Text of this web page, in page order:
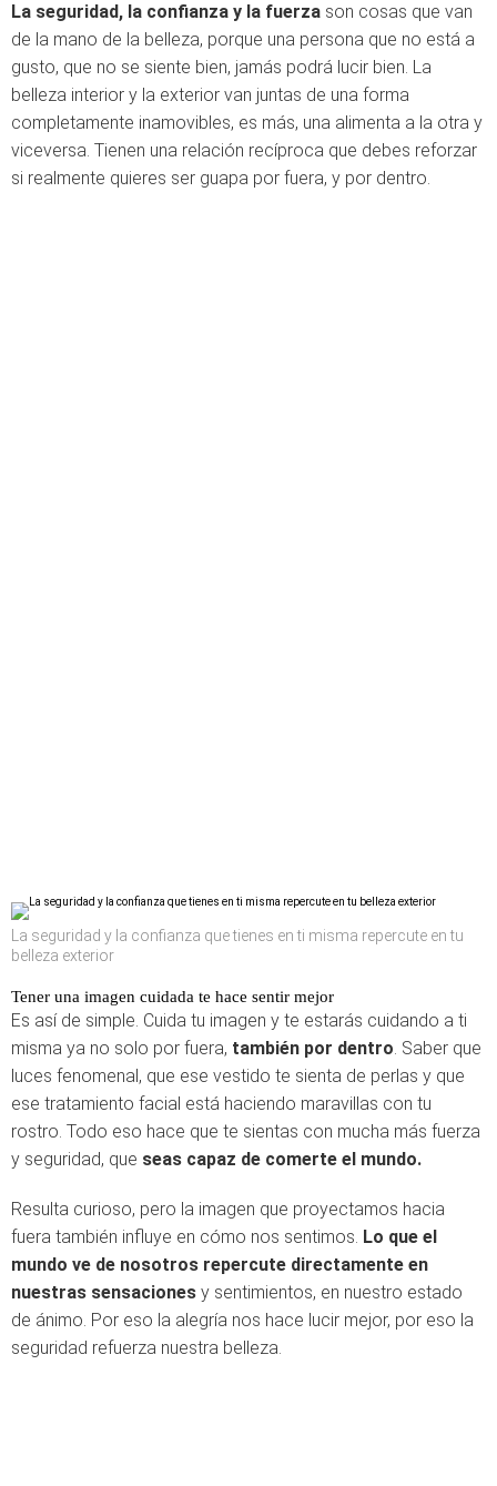
La seguridad, la confianza y la fuerza son cosas que van
de la mano de la belleza, porque una persona que no está a
gusto, que no se siente bien, jamás podrá lucir bien. La
belleza interior y la exterior van juntas de una forma
completamente inamovibles, es más, una alimenta a la otra y
viceversa. Tienen una relación recíproca que debes reforzar
si realmente quieres ser guapa por fuera, y por dentro.
La seguridad y la confianza que tienes en ti misma repercute en tu
belleza exterior
Tener una imagen cuidada te hace sentir mejor
Es así de simple. Cuida tu imagen y te estarás cuidando a ti
misma ya no solo por fuera, también por dentro. Saber que
luces fenomenal, que ese vestido te sienta de perlas y que
ese tratamiento facial está haciendo maravillas con tu
rostro. Todo eso hace que te sientas con mucha más fuerza
y seguridad, que seas capaz de comerte el mundo.
Resulta curioso, pero la imagen que proyectamos hacia
fuera también influye en cómo nos sentimos. Lo que el
mundo ve de nosotros repercute directamente en
nuestras sensaciones y sentimientos, en nuestro estado
de ánimo. Por eso la alegría nos hace lucir mejor, por eso la
seguridad refuerza nuestra belleza.